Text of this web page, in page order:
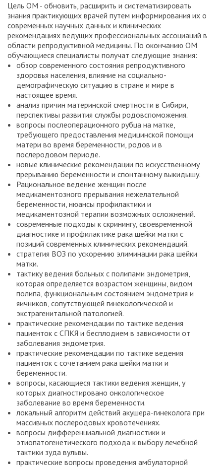
Цель ОМ - обновить, расширить и систематизировать
знания практикующих врачей путем информирования их о
современных научных данных и клинических
рекомендациях ведущих профессиональных ассоциаций в
области репродуктивной медицины. По окончанию ОМ
обучающиеся специалисты получат следующие знания:
обзор современного состояния репродуктивного
здоровья населения, влияние на социально-
демографическую ситуацию в стране и мире в
настоящее время.
анализ причин материнской смертности в Сибири,
перспективы развития службы родовспоможения.
вопросы послеоперационного рубца на матке,
требующего предоставления медицинской помощи
матери во время беременности, родов и в
послеродовом периоде.
новые клинические рекомендации по искусственному
прерыванию беременности и спонтанному выкидышу.
Рациональное ведение женщин после
медикаментозного прерывания нежелательной
беременности, нюансы профилактики и
медикаментозной терапии возможных осложнений.
современные подходы к скринингу, своевременной
диагностике и профилактике рака шейки матки с
позиций современных клинических рекомендаций.
стратегия ВОЗ по ускорению элиминации рака шейки
матки.
тактику ведения больных с полипами эндометрия,
которая определяется возрастом женщины, видом
полипа, функциональным состоянием эндометрия и
яичников, сопутствующей гинекологической и
экстрагенитальной патологией.
практические рекомендации по тактике ведения
пациенток с СПКЯ и бесплодием в зависимости от
заболевания эндометрия.
практические рекомендации по тактике ведения
пациенток с сочетанием рака шейки матки и
беременности.
вопросы, касающиеся тактики ведения женщин, у
которых диагностировано онкологическое
заболевание во время беременности.
локальный алгоритм действий акушера-гинеколога при
массивных послеродовых кровотечениях.
вопросы дифференциальной диагностики и
этиопатогенетического подхода к выбору лечебной
тактики зуда вульвы.
практические вопросы проведения амбулаторной